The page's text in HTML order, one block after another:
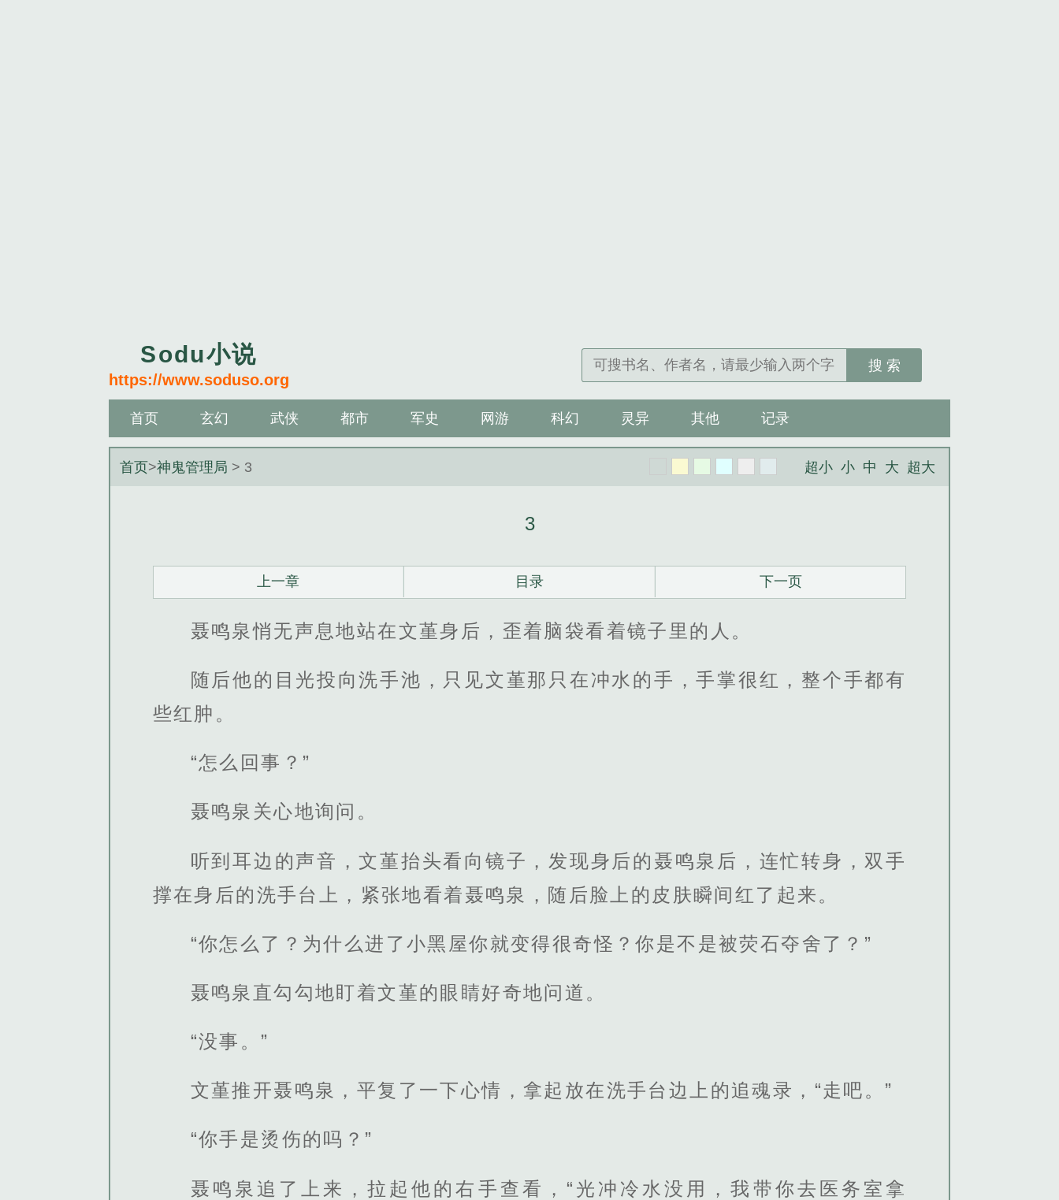
Sodu小说
https://www.soduso.org
搜 索
首页 玄幻 武侠 都市 军史 网游 科幻 灵异 其他 记录
首页>神鬼管理局 > 3 超小 小 中 大 超大
3
上一章 目录 下一页
聂鸣泉悄无声息地站在文堇身后，歪着脑袋看着镜子里的人。
随后他的目光投向洗手池，只见文堇那只在冲水的手，手掌很红，整个手都有
些红肿。
“怎么回事？”
聂鸣泉关心地询问。
听到耳边的声音，文堇抬头看向镜子，发现身后的聂鸣泉后，连忙转身，双手
撑在身后的洗手台上，紧张地看着聂鸣泉，随后脸上的皮肤瞬间红了起来。
“你怎么了？为什么进了小黑屋你就变得很奇怪？你是不是被荧石夺舍了？”
聂鸣泉直勾勾地盯着文堇的眼睛好奇地问道。
“没事。”
文堇推开聂鸣泉，平复了一下心情，拿起放在洗手台边上的追魂录，“走吧。”
“你手是烫伤的吗？”
聂鸣泉追了上来，拉起他的右手查看，“光冲冷水没用，我带你去医务室拿